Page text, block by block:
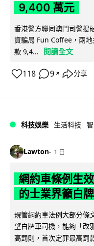
9,400 萬元
香港警方聯同澳門司警搗
資騙局 Fun Coffee，兩
款 9,4...
閱讀全文
118 9 ↗ 分享
科技娛樂 生活科技
Lawton 1 日
網約車條例生
的士業界籲白
規管網約車法例大部分條
望白牌車司機，能夠「改
高罰則，首次定罪最高罰